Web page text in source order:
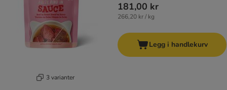
3 varianter
181,00 kr
266,20 kr / kg
Legg i handlekurv